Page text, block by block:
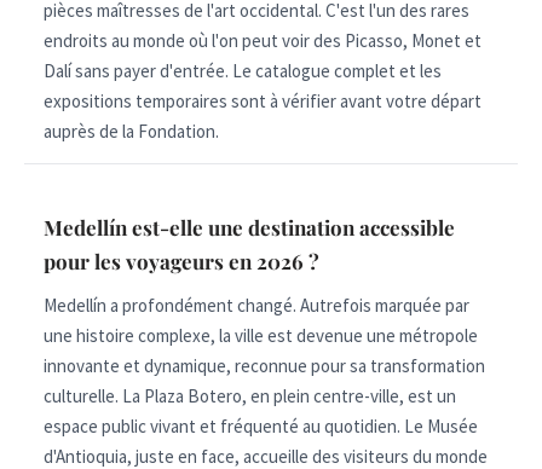
pièces maîtresses de l'art occidental. C'est l'un des rares
endroits au monde où l'on peut voir des Picasso, Monet et
Dalí sans payer d'entrée. Le catalogue complet et les
expositions temporaires sont à vérifier avant votre départ
auprès de la Fondation.
Medellín est-elle une destination accessible
pour les voyageurs en 2026 ?
Medellín a profondément changé. Autrefois marquée par
une histoire complexe, la ville est devenue une métropole
innovante et dynamique, reconnue pour sa transformation
culturelle. La Plaza Botero, en plein centre-ville, est un
espace public vivant et fréquenté au quotidien. Le Musée
d'Antioquia, juste en face, accueille des visiteurs du monde